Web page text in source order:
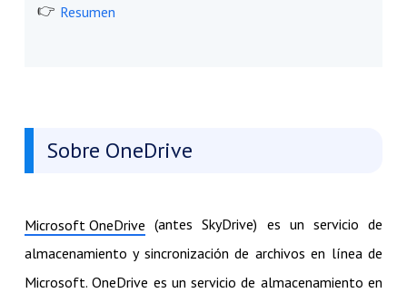
Resumen
Sobre OneDrive
Microsoft OneDrive (antes SkyDrive) es un servicio de
almacenamiento y sincronización de archivos en línea de
Microsoft. OneDrive es un servicio de almacenamiento en